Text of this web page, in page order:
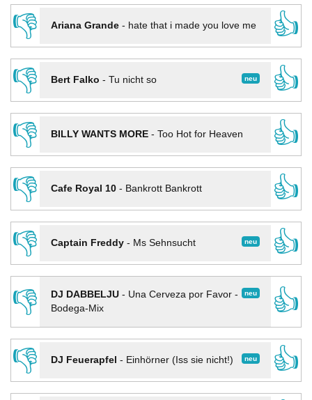
👎
Ariana Grande- hate that i made you love me
👍
👎
neu
Bert Falko - Tu nicht so
👍
👎
BILLY WANTS MORE- Too Hot for Heaven
👍
👎
Cafe Royal 10- Bankrott Bankrott
👍
👎
neu
Captain Freddy- Ms Sehnsucht
👍
👎
neu
DJ DABBELJU- Una Cerveza por Favor -
Bodega-Mix
👍
👎
neu
DJ Feuerapfel - Einhörner (Iss sie nicht!)
👍